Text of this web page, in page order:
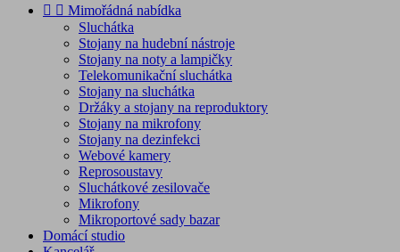
  Mimořádná nabídka
Sluchátka
Stojany na hudební nástroje
Stojany na noty a lampičky
Telekomunikační sluchátka
Stojany na sluchátka
Držáky a stojany na reproduktory
Stojany na mikrofony
Stojany na dezinfekci
Webové kamery
Reprosoustavy
Sluchátkové zesilovače
Mikrofony
Mikroportové sady bazar
Domácí studio